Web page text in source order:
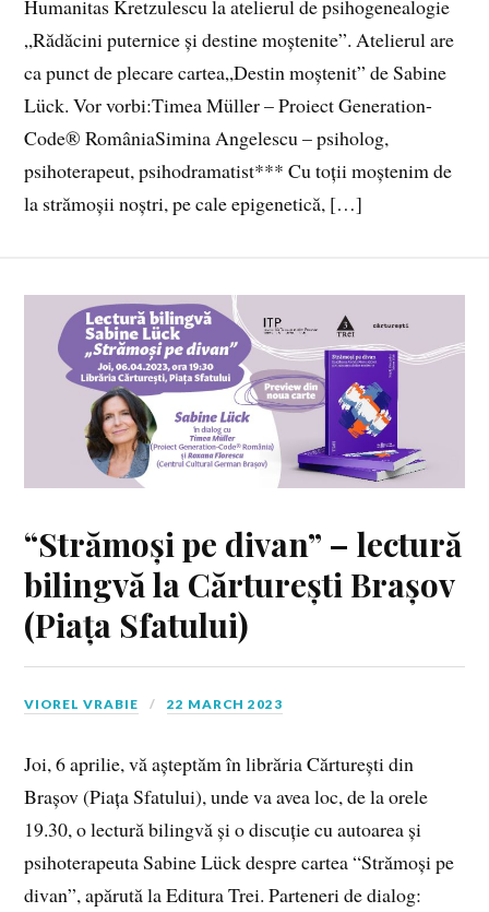
Humanitas Kretzulescu la atelierul de psihogenealogie
„Rădăcini puternice și destine moștenite”. Atelierul are
ca punct de plecare cartea„Destin moștenit” de Sabine
Lück. Vor vorbi:Timea Müller – Proiect Generation-
Code® RomâniaSimina Angelescu – psiholog,
psihoterapeut, psihodramatist*** Cu toții moștenim de
la strămoșii noștri, pe cale epigenetică, […]
“Strămoși pe divan” – lectură
bilingvă la Cărturești Brașov
(Piața Sfatului)
VIOREL VRABIE 22 MARCH 2023
Joi, 6 aprilie, vă așteptăm în librăria Cărturești din
Brașov (Piața Sfatului), unde va avea loc, de la orele
19.30, o lectură bilingvă și o discuție cu autoarea și
psihoterapeuta Sabine Lück despre cartea “Strămoși pe
divan”, apărută la Editura Trei. Parteneri de dialog: